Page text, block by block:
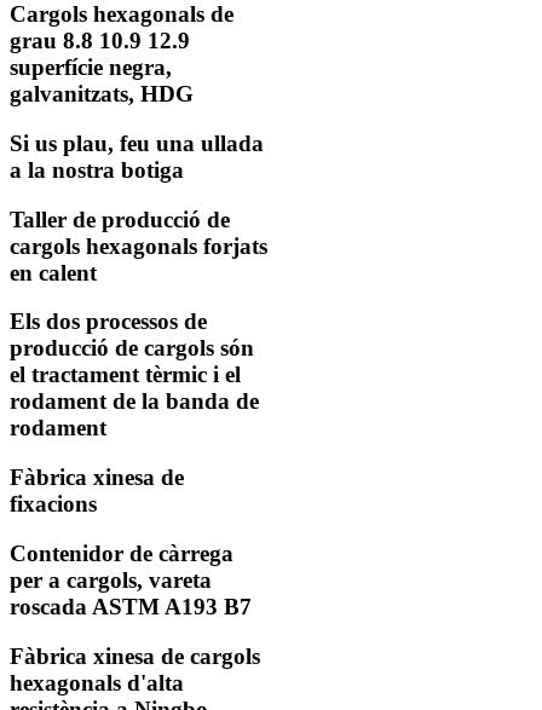
Cargols hexagonals de
grau 8.8 10.9 12.9
superfície negra,
galvanitzats, HDG
Si us plau, feu una ullada
a la nostra botiga
Taller de producció de
cargols hexagonals forjats
en calent
Els dos processos de
producció de cargols són
el tractament tèrmic i el
rodament de la banda de
rodament
Fàbrica xinesa de
fixacions
Contenidor de càrrega
per a cargols, vareta
roscada ASTM A193 B7
Fàbrica xinesa de cargols
hexagonals d'alta